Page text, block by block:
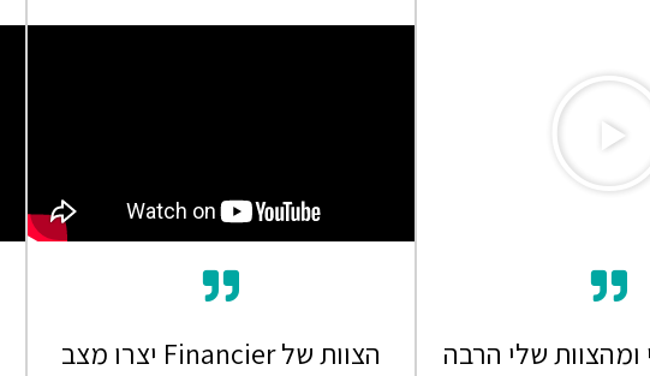
שלי הרבה
הצוות של Financier יצרו מצב